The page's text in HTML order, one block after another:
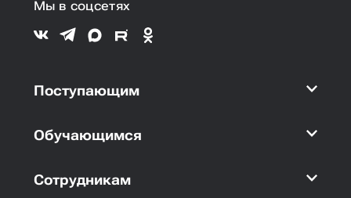
Мы в соцсетях
Поступающим
Обучающимся
Сотрудникам